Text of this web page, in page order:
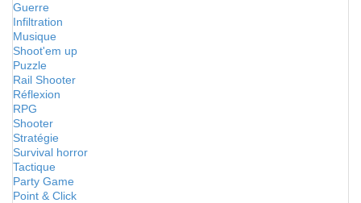
Guerre
Infiltration
Musique
Shoot'em up
Puzzle
Rail Shooter
Réflexion
RPG
Shooter
Stratégie
Survival horror
Tactique
Party Game
Point & Click